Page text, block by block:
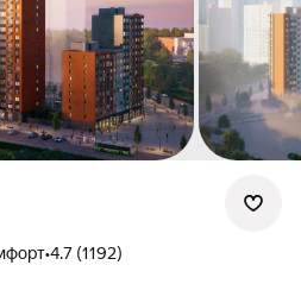
•4.7 (1192)